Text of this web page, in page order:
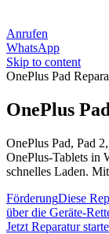
Anrufen
WhatsApp
Skip to content
OnePlus Pad
OnePlus
OnePlus Pad, Pad
OnePlus-Tablets in
schnelles Laden.
FörderungDiese
über die Geräte-
Jetzt Reparatur